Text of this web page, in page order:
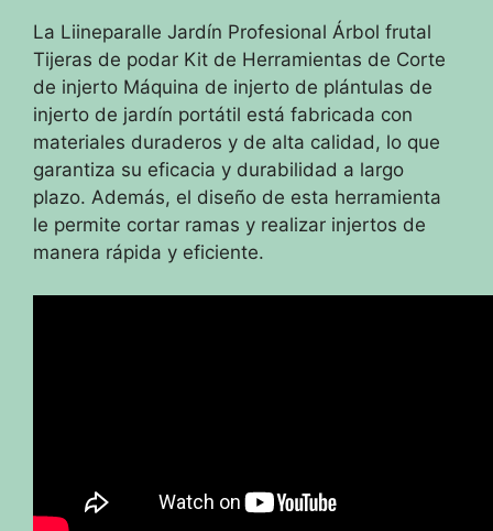
La Liineparalle Jardín Profesional Árbol frutal
Tijeras de podar Kit de Herramientas de Corte
de injerto Máquina de injerto de plántulas de
injerto de jardín portátil está fabricada con
materiales duraderos y de alta calidad, lo que
garantiza su eficacia y durabilidad a largo
plazo. Además, el diseño de esta herramienta
le permite cortar ramas y realizar injertos de
manera rápida y eficiente.